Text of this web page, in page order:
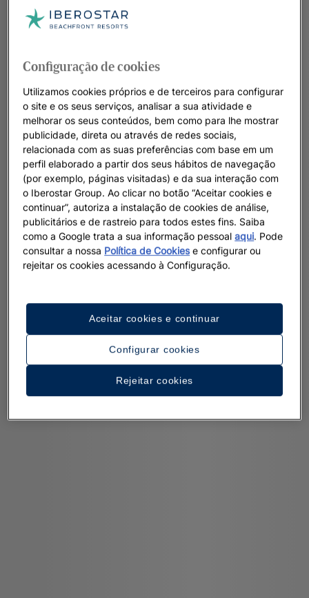
Configuração de cookies
Utilizamos cookies próprios e de terceiros para configurar
o site e os seus serviços, analisar a sua atividade e
melhorar os seus conteúdos, bem como para lhe mostrar
publicidade, direta ou através de redes sociais,
relacionada com as suas preferências com base em um
perfil elaborado a partir dos seus hábitos de navegação
(por exemplo, páginas visitadas) e da sua interação com
o Iberostar Group. Ao clicar no botão “Aceitar cookies e
continuar”, autoriza a instalação de cookies de análise,
publicitários e de rastreio para todos estes fins. Saiba
como a Google trata a sua informação pessoalaqui. Pode
consultar a nossa Política de Cookiese configurar ou
rejeitar os cookies acessando à Configuração.
Configurar cookies
Rejeitar cookies
Aceitar cookies e continuar